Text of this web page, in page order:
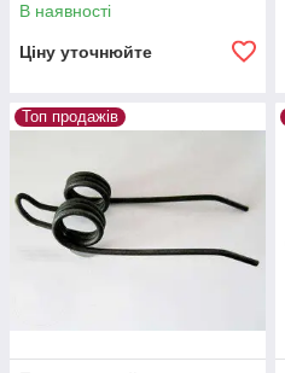
В наявності
Ціну уточнюйте
Топ продажів